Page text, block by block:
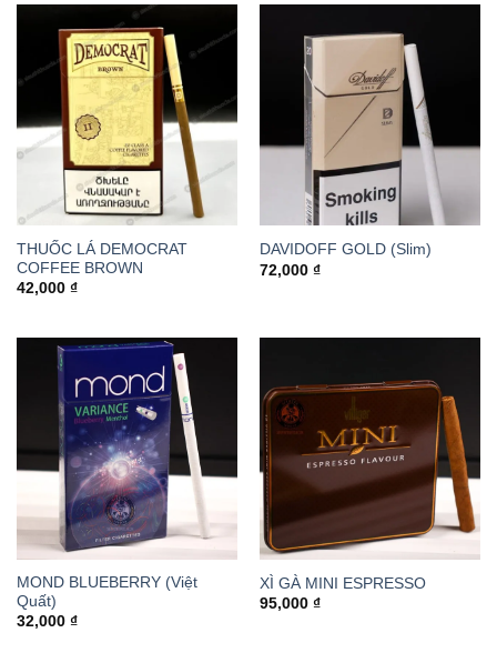
THUỐC LÁ DEMOCRAT
COFFEE BROWN
42,000 ₫
DAVIDOFF GOLD (Slim)
72,000 ₫
MOND BLUEBERRY (Việt
Quất)
32,000 ₫
XÌ GÀ MINI ESPRESSO
95,000 ₫